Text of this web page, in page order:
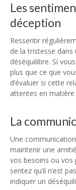
Les
déception
Ressentir
de la tristesse
déséquilibre. Si
plus que ce que
d’évaluer si cette
attentes en matière
La
Une
maintenir une
vos besoins ou vos
sentez qu’il n’est
indiquer un